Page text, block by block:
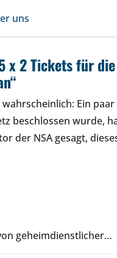
uns
x 2 Tickets für
Ein
beschlossen wurde,
der NSA gesagt,
geheimdienstlicher…